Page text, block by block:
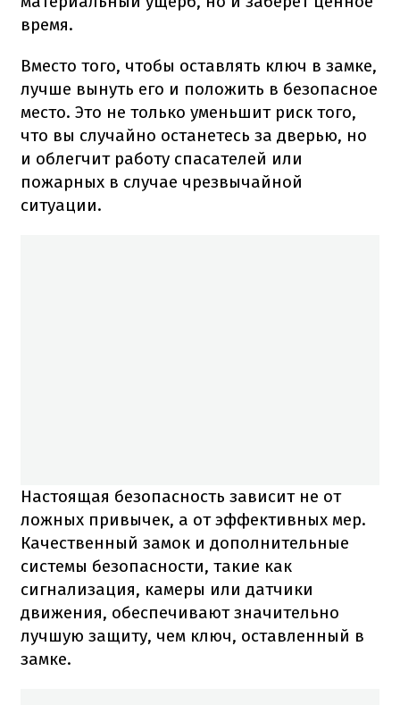
время.
Вместо того, чтобы оставлять ключ в замке,
лучше вынуть его и положить в безопасное
место. Это не только уменьшит риск того,
что вы случайно останетесь за дверью, но
и облегчит работу спасателей или
пожарных в случае чрезвычайной
ситуации.
Настоящая безопасность зависит не от
ложных привычек, а от эффективных мер.
Качественный замок и дополнительные
системы безопасности, такие как
сигнализация, камеры или датчики
движения, обеспечивают значительно
лучшую защиту, чем ключ, оставленный в
замке.